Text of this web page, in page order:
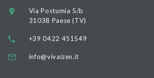
Via Postumia 5/b
31038 Paese (TV)
+39 0422 451549
info@vivaizen.it